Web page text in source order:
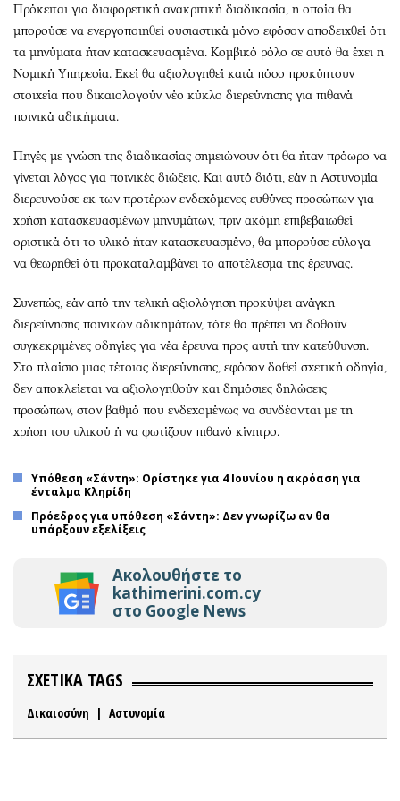
Πρόκειται για διαφορετική ανακριτική διαδικασία, η οποία θα
μπορούσε να ενεργοποιηθεί ουσιαστικά μόνο εφόσον αποδειχθεί ότι
τα μηνύματα ήταν κατασκευασμένα. Κομβικό ρόλο σε αυτό θα έχει η
Νομική Υπηρεσία. Εκεί θα αξιολογηθεί κατά πόσο προκύπτουν
στοιχεία που δικαιολογούν νέο κύκλο διερεύνησης για πιθανά
ποινικά αδικήματα.
Πηγές με γνώση της διαδικασίας σημειώνουν ότι θα ήταν πρόωρο να
γίνεται λόγος για ποινικές διώξεις. Και αυτό διότι, εάν η Αστυνομία
διερευνούσε εκ των προτέρων ενδεχόμενες ευθύνες προσώπων για
χρήση κατασκευασμένων μηνυμάτων, πριν ακόμη επιβεβαιωθεί
οριστικά ότι το υλικό ήταν κατασκευασμένο, θα μπορούσε εύλογα
να θεωρηθεί ότι προκαταλαμβάνει το αποτέλεσμα της έρευνας.
Συνεπώς, εάν από την τελική αξιολόγηση προκύψει ανάγκη
διερεύνησης ποινικών αδικημάτων, τότε θα πρέπει να δοθούν
συγκεκριμένες οδηγίες για νέα έρευνα προς αυτή την κατεύθυνση.
Στο πλαίσιο μιας τέτοιας διερεύνησης, εφόσον δοθεί σχετική οδηγία,
δεν αποκλείεται να αξιολογηθούν και δημόσιες δηλώσεις
προσώπων, στον βαθμό που ενδεχομένως να συνδέονται με τη
χρήση του υλικού ή να φωτίζουν πιθανό κίνητρο.
Υπόθεση «Σάντη»: Ορίστηκε για 4 Ιουνίου η ακρόαση για
ένταλμα Κληρίδη
Πρόεδρος για υπόθεση «Σάντη»: Δεν γνωρίζω αν θα
υπάρξουν εξελίξεις
Ακολουθήστε το
kathimerini.com.cy
στο Google News
ΣΧΕΤΙΚΑ TAGS
Δικαιοσύνη | Αστυνομία